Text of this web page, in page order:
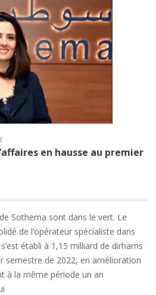
en hausse au premier
Sothema sont dans le vert. Le
de l’opérateur spécialiste dans
établi à 1,15 milliard de dirhams
semestre de 2022, en amélioration
à la même période un an